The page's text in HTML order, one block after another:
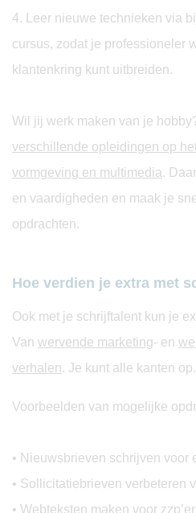
4. Leer nieuwe technieken via
cursus, zodat je professioneler
klantenkring kunt uitbreiden.
Wil jij werk maken van je
verschillende opleidingen op
vormgeving en multimedia.
en vaardigheden en maak je
opdrachten.
Hoe verdien je extra met
Ook met je schrijftalent kun je
Van wervende marketing- en
verhalen. Je kunt alle kanten op.
Voorbeelden van mogelijke
• Nieuwsbrieven schrijven voor
• Sollicitatiebrieven verbeteren
• Webteksten maken voor